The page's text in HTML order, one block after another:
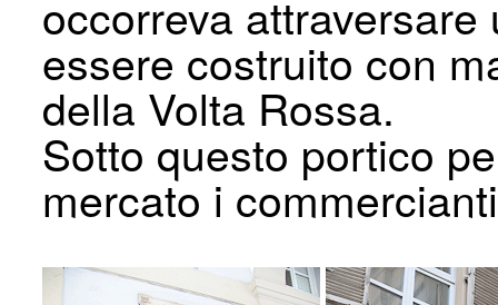
occorreva
essere costruito con
della Volta Rossa.
Sotto questo portico
mercato i